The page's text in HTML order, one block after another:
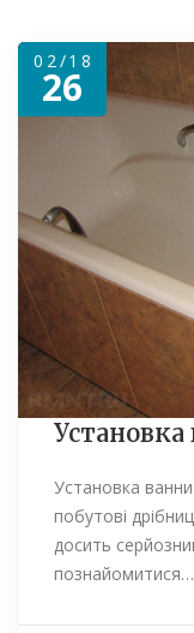
02/18
26
Установка
побутові
досить
познайомитися…